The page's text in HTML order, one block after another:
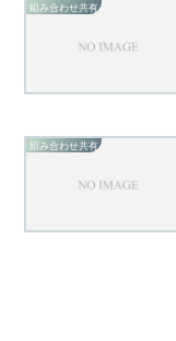
組み合わせ共有
組み合わせ共有